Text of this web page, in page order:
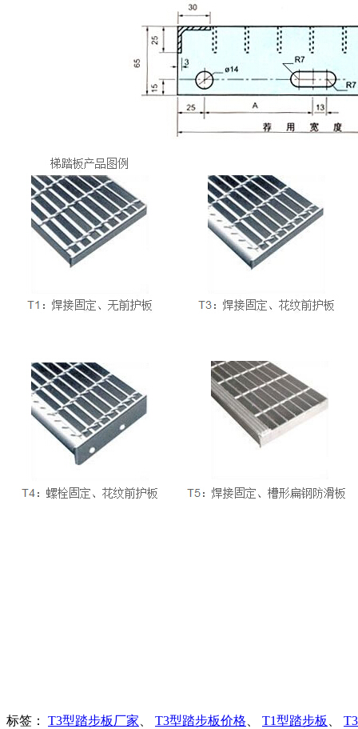
标签： T3型踏步板厂家、 T3型踏步板价格、 T1型踏步板 、